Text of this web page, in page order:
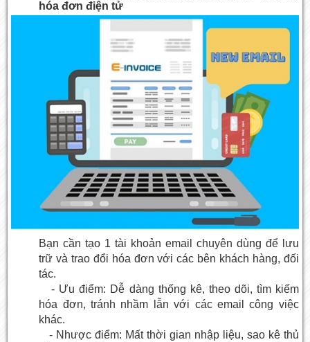
hóa đơn điện tử
Bạn cần tạo 1 tài khoản email chuyên dùng để lưu
trữ và trao đổi hóa đơn với các bên khách hàng, đối
tác.
- Ưu điểm: Dễ dàng thống kê, theo dõi, tìm kiếm
hóa đơn, tránh nhầm lẫn với các email công việc
khác.
- Nhược điểm: Mất thời gian nhập liệu, sao kê thủ